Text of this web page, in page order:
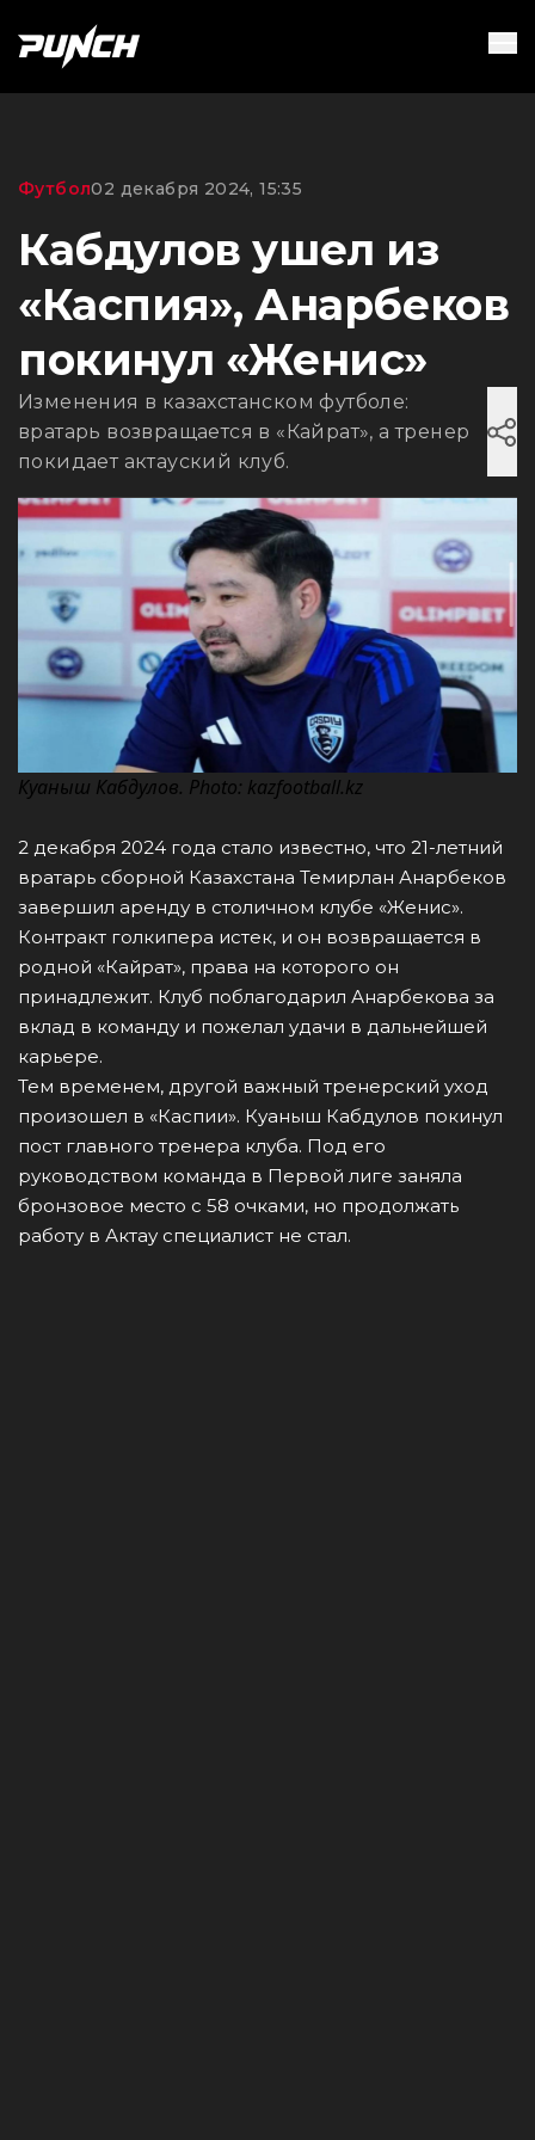
Футбол02 декабря 2024, 15:35
Кабдулов ушел из
«Каспия», Анарбеков
покинул «Женис»
Изменения в казахстанском футболе:
вратарь возвращается в «Кайрат», а тренер
покидает актауский клуб.
Куаныш Кабдулов. Photo: kazfootball.kz
2 декабря 2024 года стало известно, что 21-летний
вратарь сборной Казахстана Темирлан Анарбеков
завершил аренду в столичном клубе «Женис».
Контракт голкипера истек, и он возвращается в
родной «Кайрат», права на которого он
принадлежит. Клуб поблагодарил Анарбекова за
вклад в команду и пожелал удачи в дальнейшей
карьере.
Тем временем, другой важный тренерский уход
произошел в «Каспии». Куаныш Кабдулов покинул
пост главного тренера клуба. Под его
руководством команда в Первой лиге заняла
бронзовое место с 58 очками, но продолжать
работу в Актау специалист не стал.